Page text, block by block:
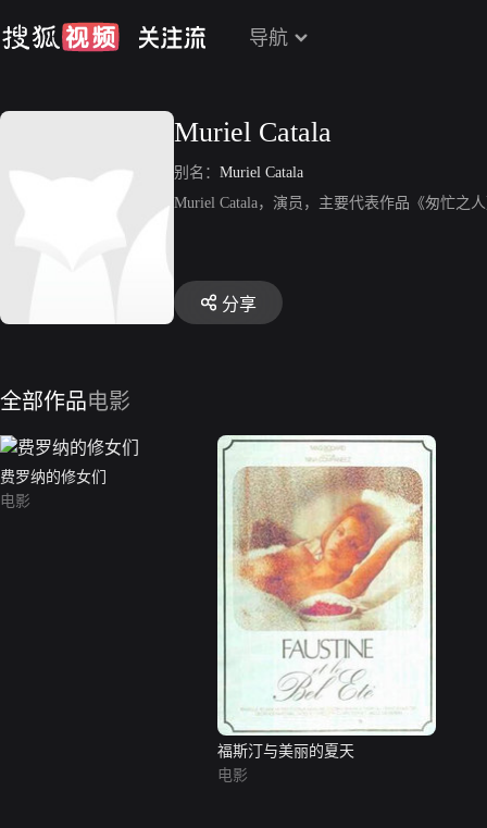
导航
Muriel Catala
别名： Muriel Catala
Muriel Catala，演员，主要代表作品《匆忙之
分享
全部作品电影
费罗纳的修女们
电影
福斯汀与美丽的夏天
电影